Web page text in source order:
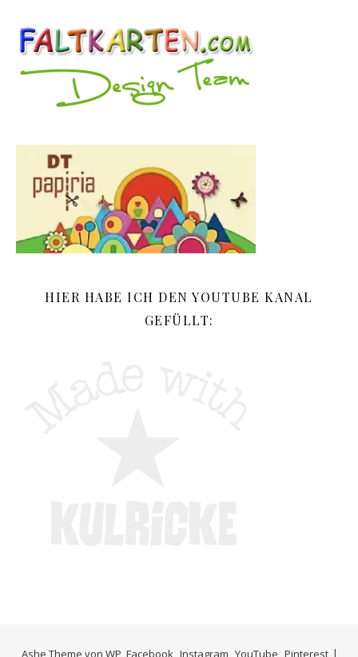
HIER HABE ICH DEN YOUTUBE KANAL
GEFÜLLT:
Facebook Instagram YouTube Pinterest
Ashe Theme von WP